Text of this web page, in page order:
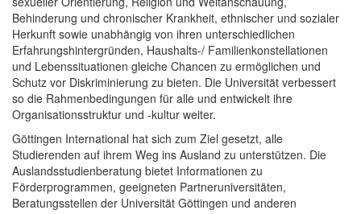
Behinderung und chronischer Krankheit, ethnischer und sozialer
Herkunft sowie unabhängig von ihren unterschiedlichen
Erfahrungshintergründen, Haushalts-/ Familienkonstellationen
und Lebenssituationen gleiche Chancen zu ermöglichen und
Schutz vor Diskriminierung zu bieten. Die Universität verbessert
so die Rahmenbedingungen für alle und entwickelt ihre
Organisationsstruktur und -kultur weiter.
Göttingen International hat sich zum Ziel gesetzt, alle
Studierenden auf ihrem Weg ins Ausland zu unterstützen. Die
Auslandsstudienberatung bietet Informationen zu
Förderprogrammen, geeigneten Partneruniversitäten,
Beratungsstellen der Universität Göttingen und anderen